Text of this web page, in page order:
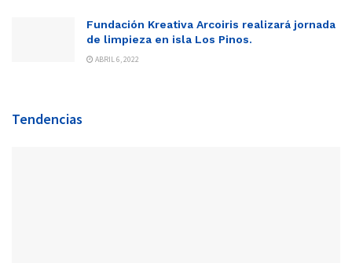
Fundación Kreativa Arcoiris realizará jornada
de limpieza en isla Los Pinos.
ABRIL 6, 2022
Tendencias